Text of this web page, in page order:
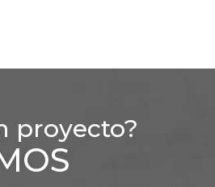
proyecto?